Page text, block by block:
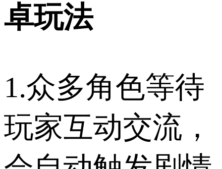
卓玩法
1.众多角色等待
玩家互动交流，